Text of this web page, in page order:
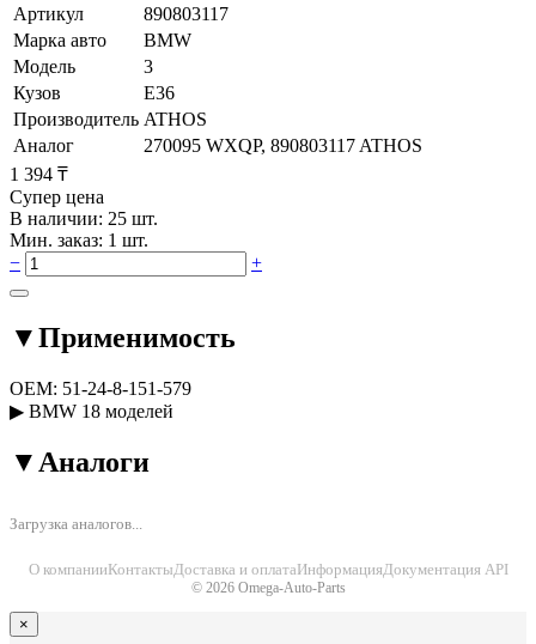
Артикул
890803117
Марка авто
BMW
Модель
3
Кузов
E36
Производитель ATHOS
Аналог
270095 WXQP, 890803117 ATHOS
1 394 ₸
Супер цена
В наличии: 25 шт.
Мин. заказ: 1 шт.
−
+
▼Применимость
OEM: 51-24-8-151-579
▶ BMW 18 моделей
▼ Аналоги
Загрузка аналогов...
О компанииКонтактыДоставка и оплатаИнформацияДокументация API
© 2026 Omega-Auto-Parts
×